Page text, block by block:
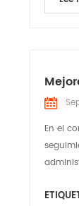
En el